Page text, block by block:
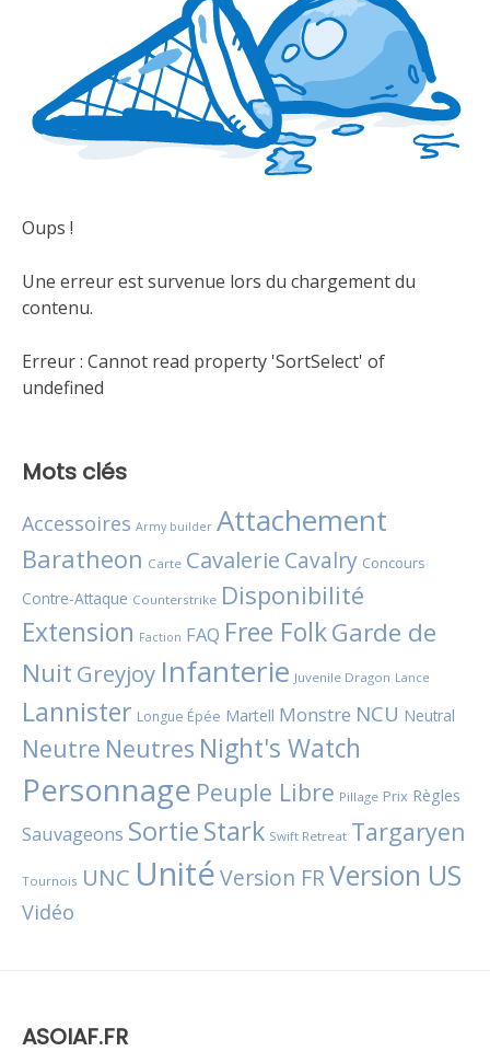
Oups !
Une erreur est survenue lors du chargement du
contenu.
Erreur : Cannot read property 'SortSelect' of
undefined
Mots clés
Accessoires Army builder Attachement
Baratheon Carte Cavalerie Cavalry Concours
Contre-Attaque Counterstrike Disponibilité
Extension Faction FAQ Free FolkGarde de
Nuit Greyjoy Infanterie Juvenile Dragon Lance
Lannister Longue Épée Martell Monstre NCU Neutral
Neutre Neutres Night's Watch
Personnage Peuple Libre Pillage Prix Règles
Sauvageons SortieStark Swift Retreat Targaryen
Tournois UNC UnitéVersion FRVersion US
Vidéo
ASOIAF.FR